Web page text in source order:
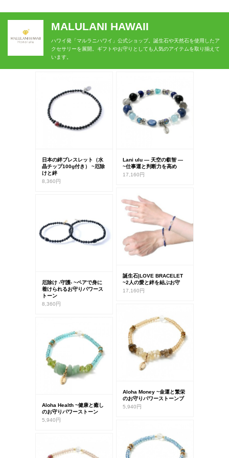
MALULANI HAWAII
ハワイ発「マルラニハワイ」公式ショップ。誕生石や天然石を使用したア
クセサリーを展開。ギフトやお守りとしても人気のアイテムを取り揃えて
います。
日本の絆ブレスレット（水
晶チップ100g付き） ~厄除
けと絆
8,360円
Lani ulu ― 天空の叡智 ―
~仕事運と判断力を高め
17,160円
誕生石|LOVE BRACELET
~2人の愛と絆を結ぶお守
17,160円
厄除け -守護- ~ペアで身に
着けられるお守りパワース
トーン
8,360円
Aloha Money ~金運と繁栄
のお守りパワーストーンブ
5,940円
Aloha Health ~健康と癒し
のお守りパワーストーン
5,940円